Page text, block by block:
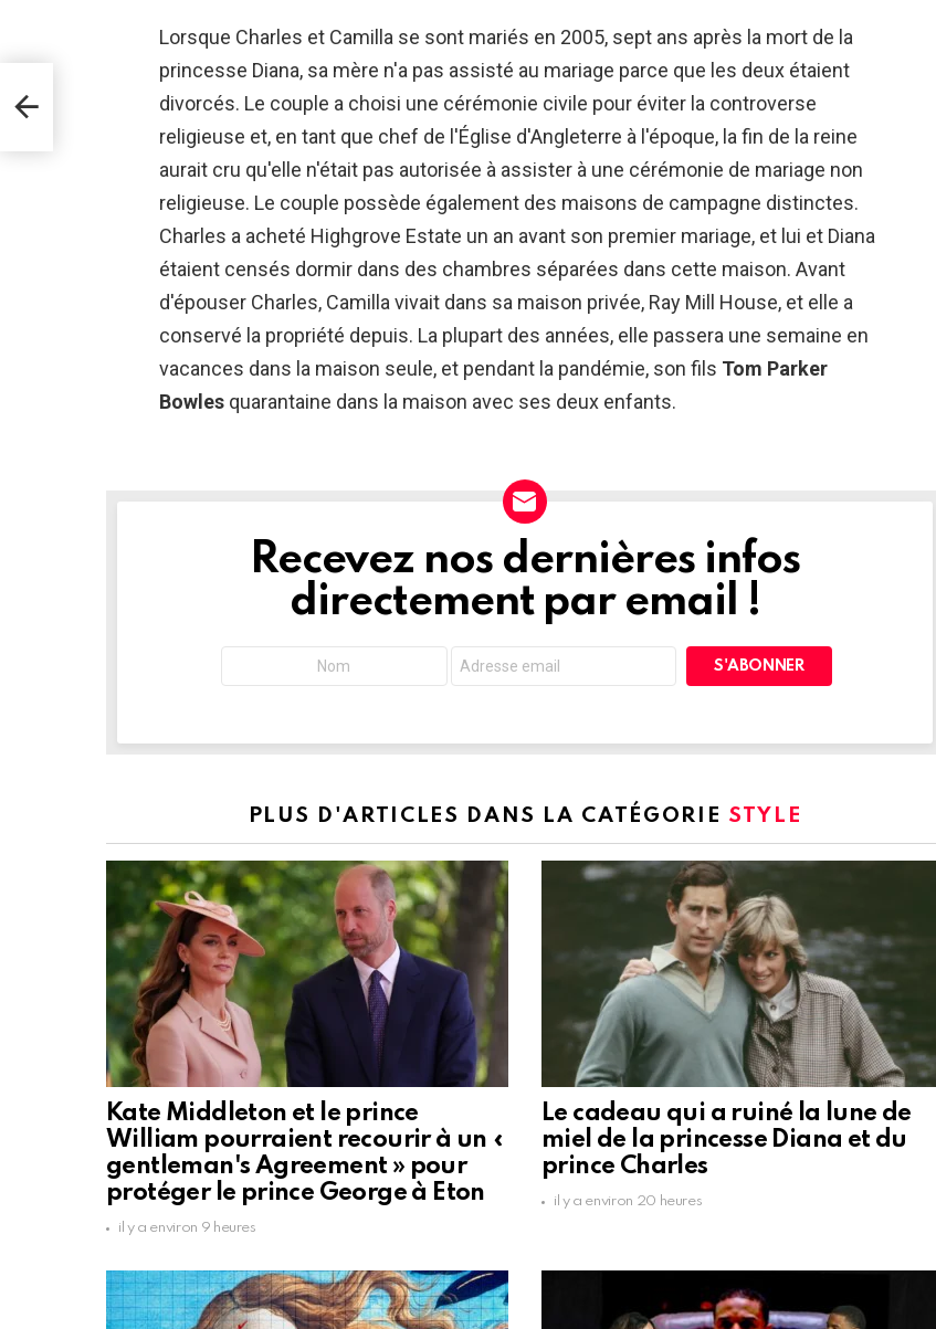
Lorsque Charles et Camilla se sont mariés en 2005, sept ans après la mort de la
princesse Diana, sa mère n'a pas assisté au mariage parce que les deux étaient
divorcés. Le couple a choisi une cérémonie civile pour éviter la controverse
religieuse et, en tant que chef de l'Église d'Angleterre à l'époque, la fin de la reine
aurait cru qu'elle n'était pas autorisée à assister à une cérémonie de mariage non
religieuse. Le couple possède également des maisons de campagne distinctes.
Charles a acheté Highgrove Estate un an avant son premier mariage, et lui et Diana
étaient censés dormir dans des chambres séparées dans cette maison. Avant
d'épouser Charles, Camilla vivait dans sa maison privée, Ray Mill House, et elle a
conservé la propriété depuis. La plupart des années, elle passera une semaine en
vacances dans la maison seule, et pendant la pandémie, son fils Tom Parker
Bowles quarantaine dans la maison avec ses deux enfants.
NEWSLETTERRecevez nos dernières infos
directement par email !
PLUS D'ARTICLES DANS LA CATÉGORIE STYLE
Kate Middleton et le prince
William pourraient recourir à un «
gentleman's Agreement » pour
protéger le prince George à Eton
il y a environ 9 heures
Le cadeau qui a ruiné la lune de
miel de la princesse Diana et du
prince Charles
il y a environ 20 heures